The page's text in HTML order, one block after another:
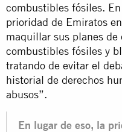
combustibles fósiles.
prioridad de Emiratos
maquillar sus planes de
combustibles fósiles y
tratando de evitar el
historial de derechos
abusos”.
En lugar de eso, la